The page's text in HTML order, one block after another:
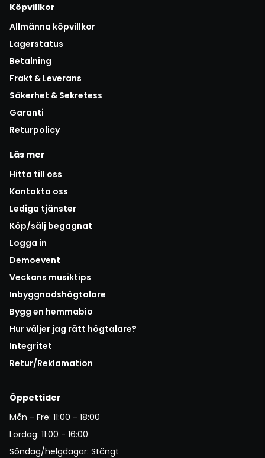
Köpvillkor
Allmänna köpvillkor
Lagerstatus
Betalning
Frakt & Leverans
Säkerhet & Sekretess
Garanti
Returpolicy
Läs mer
Hitta till oss
Kontakta oss
Lediga tjänster
Köp/sälj begagnat
Logga in
Demoevent
Veckans musiktips
Inbyggnadshögtalare
Bygg en hemmabio
Hur väljer jag rätt högtalare?
Integritet
Retur/Reklamation
Öppettider
Mån - Fre: 11:00 - 18:00
Lördag: 11:00 - 16:00
Söndag/helgdagar: Stängt